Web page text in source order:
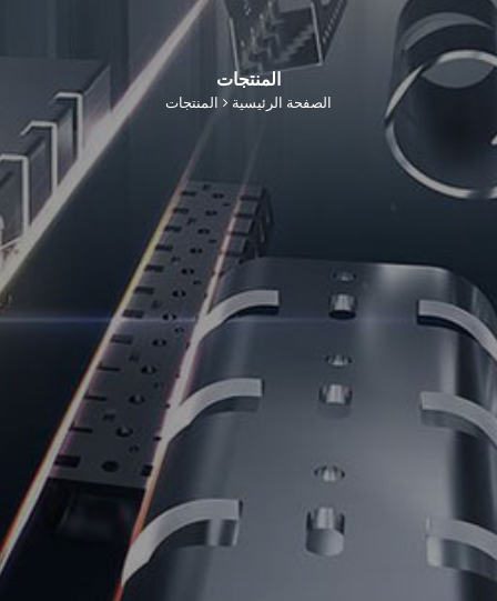
المنتجات
الصفحة الرئيسية المنتجات